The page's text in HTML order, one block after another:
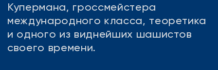
Купермана, гроссмейстера
международного класса, теоретика
и одного из виднейших шашистов
своего времени.